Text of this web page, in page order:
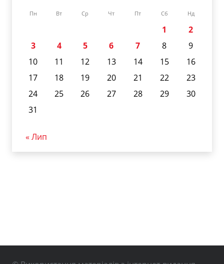
Пн Вт Ср Чт Пт Сб Нд
1
2
3
4 5 6 7 8
9
10
11 12 13 14 15
16
17
18 19 20 21 22
23
24
25 26 27 28 29
30
31
« Лип